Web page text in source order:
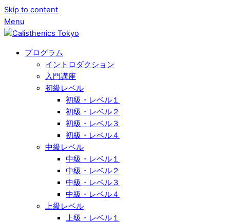
Skip to content
Menu
プログラム
イントロダクション
入門講座
初級レベル
初級・レベル１
初級・レベル２
初級・レベル３
初級・レベル４
中級レベル
中級・レベル１
中級・レベル２
中級・レベル３
中級・レベル４
上級レベル
上級・レベル１